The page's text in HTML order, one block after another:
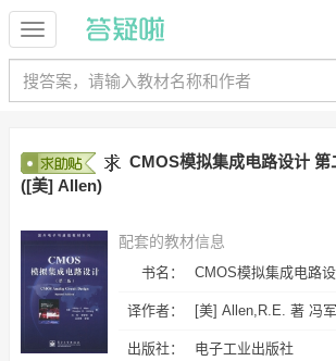
CMOS模拟集成电路设计 第
([美] Allen)
配套的教材信息
书名： CMOS模拟集成电路
译作者： [美] Allen,R.E. 著 冯
出版社： 电子工业出版社